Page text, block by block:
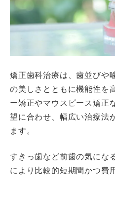
矯正歯科治療は、歯並びや
の美しさとともに機能性を
ー矯正やマウスピース矯正
望に合わせ、幅広い治療法
ます。
すきっ歯など前歯の気にな
により比較的短期間かつ費